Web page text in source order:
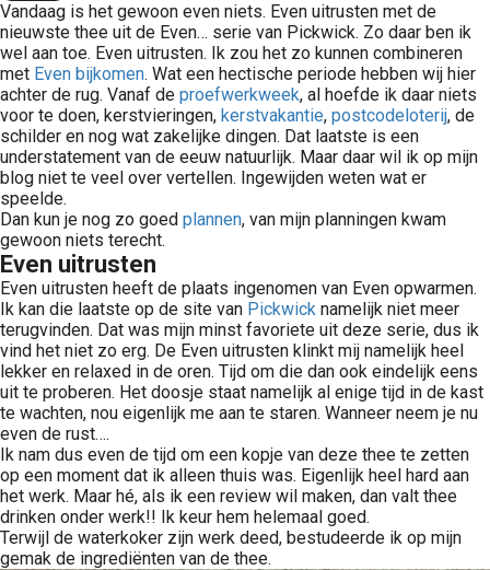
Vandaag is het gewoon even niets. Even uitrusten met de
nieuwste thee uit de Even… serie van Pickwick. Zo daar ben ik
wel aan toe. Even uitrusten. Ik zou het zo kunnen combineren
met Even bijkomen. Wat een hectische periode hebben wij hier
achter de rug. Vanaf de proefwerkweek, al hoefde ik daar niets
voor te doen, kerstvieringen, kerstvakantie, postcodeloterij, de
schilder en nog wat zakelijke dingen. Dat laatste is een
understatement van de eeuw natuurlijk. Maar daar wil ik op mijn
blog niet te veel over vertellen. Ingewijden weten wat er
speelde.
Dan kun je nog zo goed plannen, van mijn planningen kwam
gewoon niets terecht.
Even uitrusten
Even uitrusten heeft de plaats ingenomen van Even opwarmen.
Ik kan die laatste op de site van Pickwick namelijk niet meer
terugvinden. Dat was mijn minst favoriete uit deze serie, dus ik
vind het niet zo erg. De Even uitrusten klinkt mij namelijk heel
lekker en relaxed in de oren. Tijd om die dan ook eindelijk eens
uit te proberen. Het doosje staat namelijk al enige tijd in de kast
te wachten, nou eigenlijk me aan te staren. Wanneer neem je nu
even de rust….
Ik nam dus even de tijd om een kopje van deze thee te zetten
op een moment dat ik alleen thuis was. Eigenlijk heel hard aan
het werk. Maar hé, als ik een review wil maken, dan valt thee
drinken onder werk!! Ik keur hem helemaal goed.
Terwijl de waterkoker zijn werk deed, bestudeerde ik op mijn
gemak de ingrediënten van de thee.